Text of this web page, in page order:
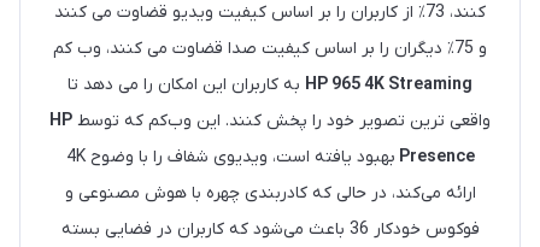
کنند، 73٪ از کاربران را بر اساس کیفیت ویدیو قضاوت می کنند
و 75٪ دیگران را بر اساس کیفیت صدا قضاوت می کنند، وب کم
HP 965 4K Streaming به کاربران این امکان را می دهد تا
واقعی ترین تصویر خود را پخش کنند. این وب‌کم که توسط HP
Presence
بهبود یافته است، ویدیوی شفاف را با وضوح 4K
ارائه می‌کند، در حالی که کادربندی چهره با هوش مصنوعی و
فوکوس خودکار 36 باعث می‌شود که کاربران در فضایی بسته